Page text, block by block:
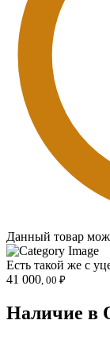
Данный товар
Есть такой же с
41 000 , 00 ₽
Наличие в